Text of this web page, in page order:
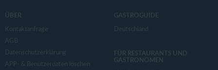
ÜBER
Kontaktanfrage
AGB
Datenschutzerklärung
APP- & Benutzerdaten löschen
GASTROGUIDE
Deutschland
FÜR RESTAURANTS UND
GASTRONOMEN